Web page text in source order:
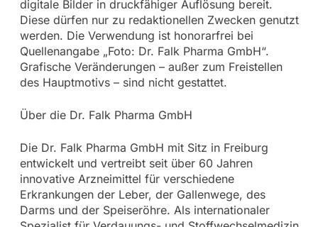
digitale Bilder in druckfähiger Auflösung bereit.
Diese dürfen nur zu redaktionellen Zwecken genutzt
werden. Die Verwendung ist honorarfrei bei
Quellenangabe „Foto: Dr. Falk Pharma GmbH“.
Grafische Veränderungen – außer zum Freistellen
des Hauptmotivs – sind nicht gestattet.
Über die Dr. Falk Pharma GmbH
Die Dr. Falk Pharma GmbH mit Sitz in Freiburg
entwickelt und vertreibt seit über 60 Jahren
innovative Arzneimittel für verschiedene
Erkrankungen der Leber, der Gallenwege, des
Darms und der Speiseröhre. Als internationaler